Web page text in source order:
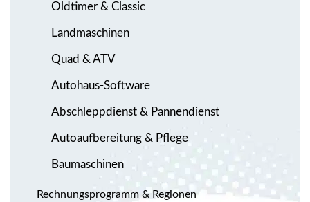
Oldtimer & Classic
Landmaschinen
Quad & ATV
Autohaus-Software
Abschleppdienst & Pannendienst
Autoaufbereitung & Pflege
Baumaschinen
Rechnungsprogramm & Regionen